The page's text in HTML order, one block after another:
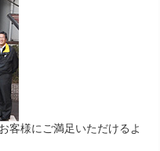
客様にご満足いただけるよ